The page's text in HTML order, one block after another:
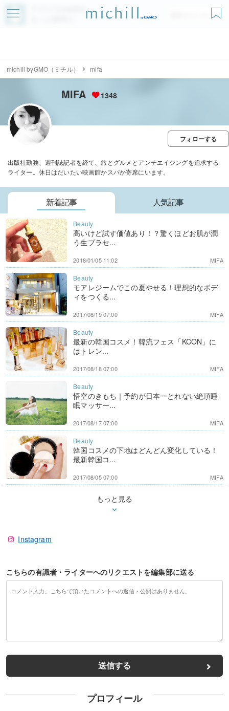
アプリでmichillが
無料ダウンロード
michill byGMO（ミチル） mifa
MIFA 1348
フォローする
出版社勤務、週刊誌記者を経て、旅とグルメとアンチエイジングを追求する
ライター。休日はだいたい映画館かスパか寄席にいます。
新着記事 人気記事
高いけど試す価値あり！？驚くほどお肌が潤
う生プラセ...
MIFA
2018/01/05 11:02
モアレジームでこの夏やせる！理想的なボデ
ィをつくる...
MIFA
2017/08/19 07:00
最新の韓国コスメ！韓流フェス「KCON」に
はトレン...
MIFA
2017/08/18 07:00
悟空のきもち｜予約が日本一とれない絶頂睡
眠マッサー...
MIFA
2017/08/17 07:00
韓国コスメの下地はどんどん変化している！
最新韓国コ...
MIFA
2017/08/05 07:00
もっと見る
Instagram
こちらの有識者・ライターへのリクエストを編集部に送る
プロフィール